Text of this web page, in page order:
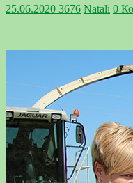
25.06.2020 3676 Natali 0